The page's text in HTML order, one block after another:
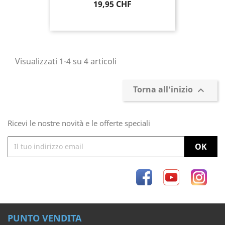
Prezzo
19,95 CHF
Visualizzati 1-4 su 4 articoli
Torna all'inizio 
Ricevi le nostre novità e le offerte speciali
FacebookYouTube
PUNTO VENDITA